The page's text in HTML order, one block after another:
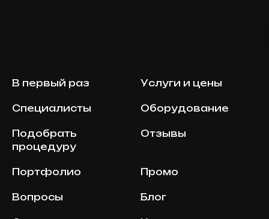
В первый раз Услуги и цены
Специалисты Оборудование
Подобрать
процедуру
Отзывы
Портфолио Промо
Вопросы Блог